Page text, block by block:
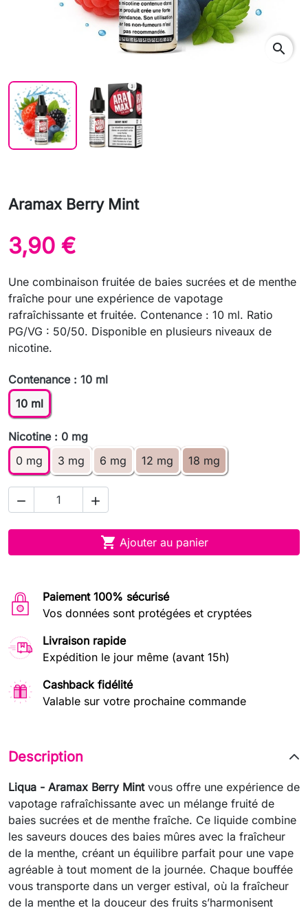
search
Aramax Berry Mint
3,90 €
Une combinaison fruitée de baies sucrées et de menthe
fraîche pour une expérience de vapotage
rafraîchissante et fruitée. Contenance : 10 ml. Ratio
PG/VG : 50/50. Disponible en plusieurs niveaux de
nicotine.
Contenance : 10 ml
10 ml
Nicotine : 0 mg
0 mg
3 mg 6 mg 12 mg 18 mg
 
 Ajouter au panier
Paiement 100% sécurisé
Vos données sont protégées et cryptées
Livraison rapide
Expédition le jour même (avant 15h)
Cashback fidélité
Valable sur votre prochaine commande
Description
Liqua - Aramax Berry Mintvous offre une expérience de
vapotage rafraîchissante avec un mélange fruité de
baies sucrées et de menthe fraîche. Ce liquide combine
les saveurs douces des baies mûres avec la fraîcheur
de la menthe, créant un équilibre parfait pour une vape
agréable à tout moment de la journée. Chaque bouffée
vous transporte dans un verger estival, où la fraîcheur
de la menthe et la douceur des fruits s’harmonisent